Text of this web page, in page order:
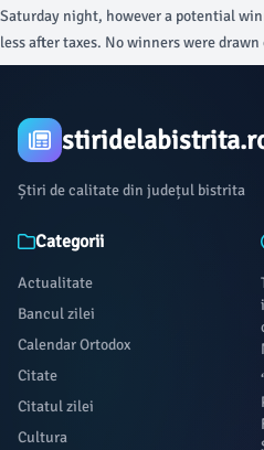
Saturday night, however a potential
less after taxes. No winners were
people won prizes of at least $1
night (6, 17, 27, 48, 50 and Powerball
again, to an estimated $748 million for
Știri de calitate din județul bistrita
Categorii
Actualitate
Bancul zilei
Calendar Ortodox
Citate
Citatul zilei
Cultura